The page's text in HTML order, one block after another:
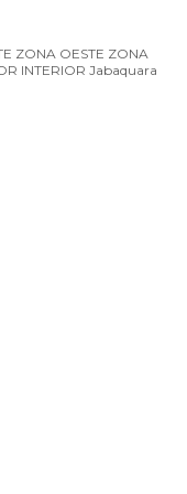
ZONA OESTE ZONA
INTERIOR Jabaquara